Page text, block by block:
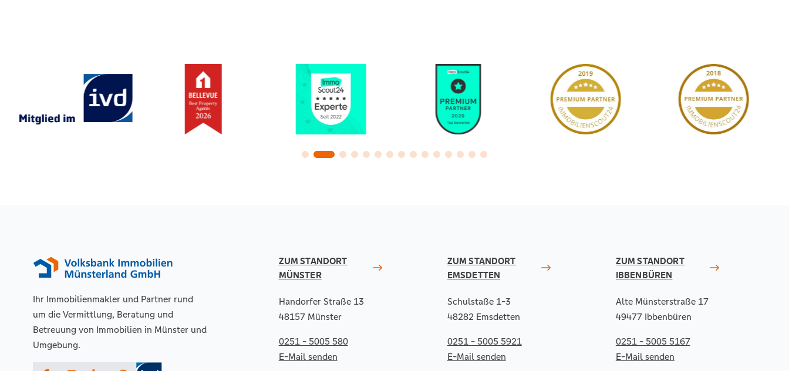
Ihr Immobilienmakler und Partner rund
um die Vermittlung, Beratung und
Betreuung von Immobilien in Münster und
Umgebung.
ZUM STANDORT
MÜNSTER
Handorfer Straße 13
48157 Münster
0251 - 5005 580
E-Mail senden
ZUM STANDORT
EMSDETTEN
Schulstaße 1-3
48282 Emsdetten
0251 - 5005 5921
E-Mail senden
ZUM STANDORT
IBBENBÜREN
Alte Münsterstraße 17
49477 Ibbenbüren
0251 - 5005 5167
E-Mail senden